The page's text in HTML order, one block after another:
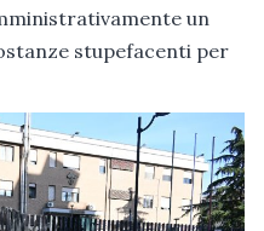
un
stupefacenti per